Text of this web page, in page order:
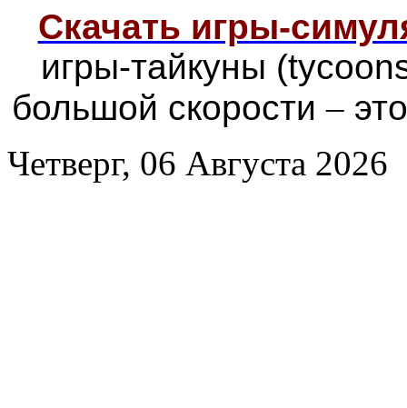
Скачать игры-
игры-тайкуны
большой скорости–
Четверг, 06 Августа 2026